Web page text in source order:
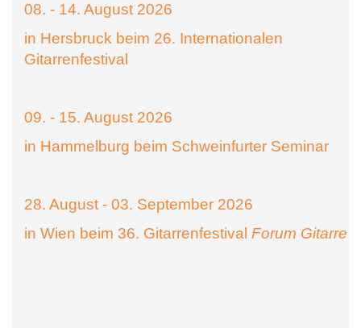
08. - 14. August 2026
in Hersbruck beim 26. Internationalen
Gitarrenfestival
09. - 15. August 2026
in Hammelburg beim Schweinfurter Seminar
28. August - 03. September 2026
in Wien beim 36. Gitarrenfestival Forum Gitarre